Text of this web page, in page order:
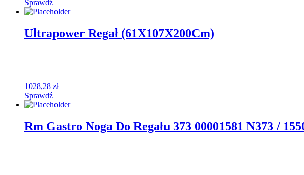
Sprawdź
Ultrapower Regał (61X107X200Cm)
1028,28 zł
Sprawdź
Rm Gastro Noga Do Regału 373 00001581 N373 /